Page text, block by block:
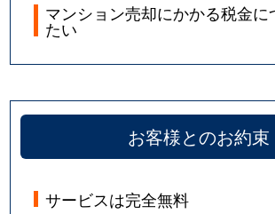
マンション売却にかかる税金に
たい
お客様とのお約束
サービスは完全無料